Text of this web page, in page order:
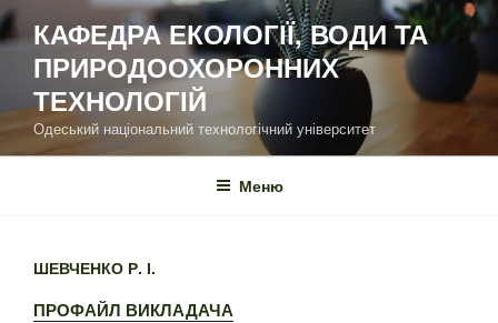
Перейти
до
вмісту
КАФЕДРА ЕКОЛОГІЇ, ВОДИ ТА
ПРИРОДООХОРОННИХ
ТЕХНОЛОГІЙ
Одеський національний технологічний університет
Меню
ШЕВЧЕНКО Р. І.
ПРОФАЙЛ ВИКЛАДАЧА